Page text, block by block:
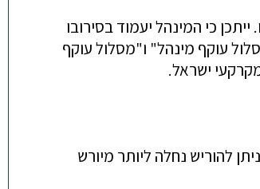
כי המינהל יעמוד בסירובו
עוקף מינהל" ו"מסלול עוקף
ישראל.
ניתן להוריש נחלה ליותר מיורש